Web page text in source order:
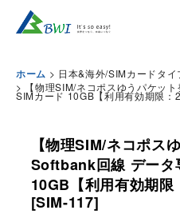
ホーム > 日本&海外/SIMカードタイ
>
【物理SIM/ネコポスゆうパケッ
SIMカード 10GB【利用有効期限
【物理SIM/ネコポス
Softbank回線 データ
10GB【利用有効期限
[SIM-117]